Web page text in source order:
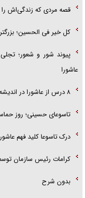
قصه مردی که زندگی‌اش
کل خیر فی الحسین؛
پیوند شور و شعور؛
عاشورا
۸ درس از عاشورا در اندیشه رهبر شهید انقلاب اسلامی
تاسوعای حسینی؛ روز
درک تاسوعا کلید فهم
کرامات رئیس سازمان
بدون شرح